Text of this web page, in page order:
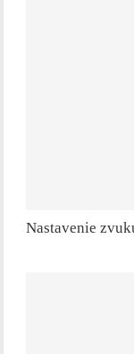
Nastavenie